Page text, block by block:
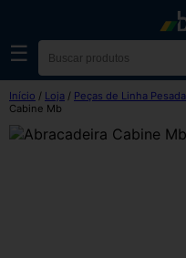
☰
Início / Loja / Peças de Linha Pesada
Cabine Mb